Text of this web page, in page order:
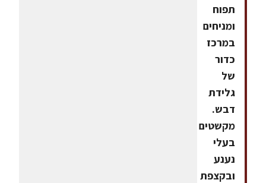
תפוח
ומניחים
במרכז
כדור
של
גלידת
דבש.
מקשטים
בעלי
נענע
ובקצפת